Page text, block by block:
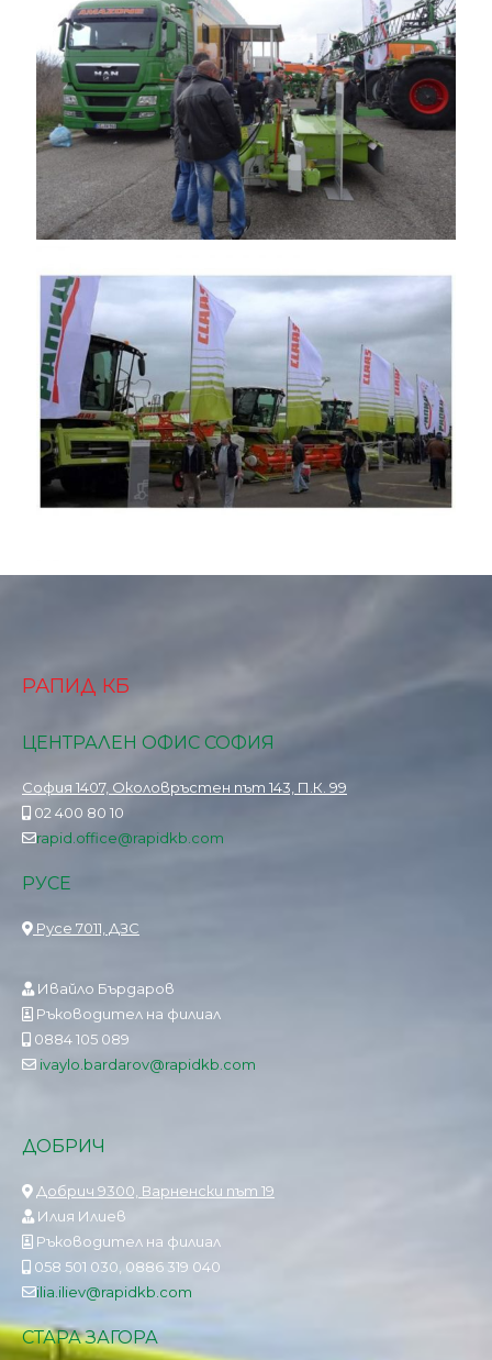
РАПИД КБ
ЦЕНТРАЛЕН ОФИС СОФИЯ
София 1407, Околовръстен път 143, П.К. 99
02 400 80 10
rapid.office@rapidkb.com
РУСЕ
Русе 7011, ДЗС
Ивайло Бърдаров
Ръководител на филиал
0884 105 089
ivaylo.bardarov@rapidkb.com
ДОБРИЧ
Добрич 9300, Варненски път 19
Илия Илиев
Ръководител на филиал
058 501 030, 0886 319 040
ilia.iliev@rapidkb.com
СТАРА ЗАГОРА